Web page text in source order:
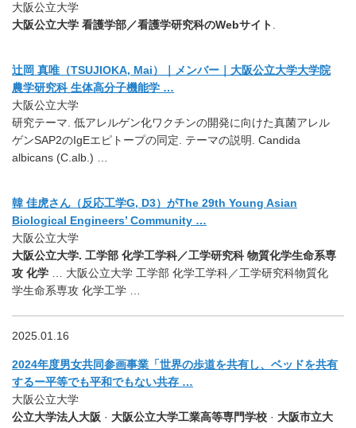
大阪公立大学
大阪公立大学 看護学部／看護学研究科のWebサイト
辻岡 真唯（TSUJIOKA, Mai）｜メンバー｜大阪公立大学大学院
農学研究科 生体高分子機能学 …
大阪公立大学
研究テーマ. 低アレルゲン化ワクチンの開発に向けた真菌アレル
ゲンSAP2のIgEエピトープの同定. テーマの説明. Candida
albicans (C.alb.) …
韓 佳虎さん（反応工学G, D3）がThe 29th Young Asian
Biological Engineers’ Community …
大阪公立大学
大阪公立大学. 工学部 化学工学科／⼯学研究科 物質化学⽣命系専
攻 化学 … 大阪公立大学 工学部 化学工学科／⼯学研究科物質化
学⽣命系専攻 化学⼯学 …
2025.01.16
2024年度男女共同参画事業「世界の歩道を共有し、ベッドを共有
するー平等でも平和でもない共存 …
大阪公立大学
公立大学法人大阪 · 大阪公立大学工業高等専門学校 · 大阪市立大